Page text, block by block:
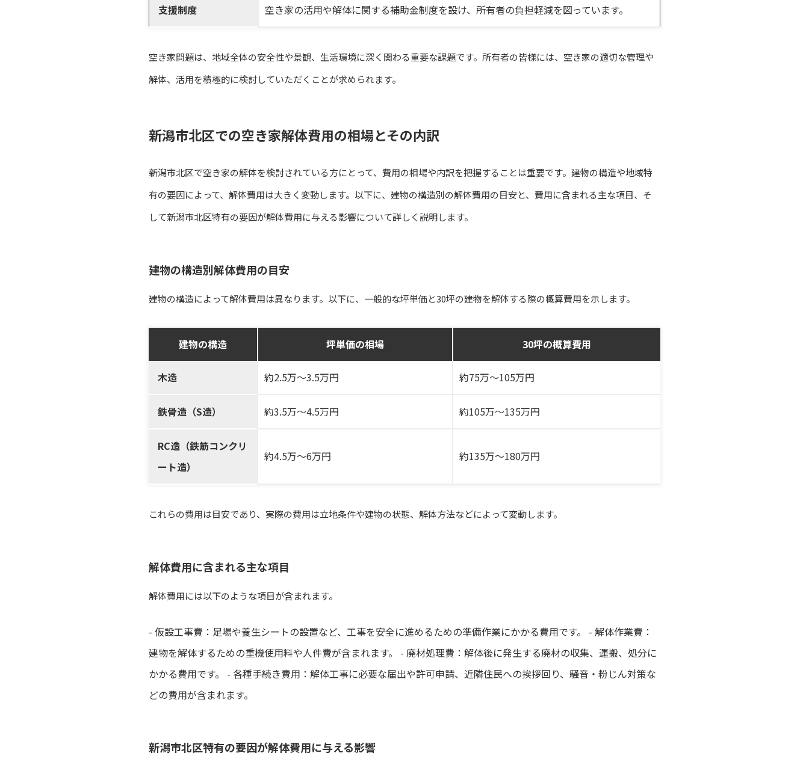
支援制度 空き家の活用や解体に関する補助金制度を設け、所有者の負担軽減を図っています。
空き家問題は、地域全体の安全性や景観、生活環境に深く関わる重要な課題です。所有者の皆様には、空き家の適切な管理や
解体、活用を積極的に検討していただくことが求められます。
新潟市北区での空き家解体費用の相場とその内訳
新潟市北区で空き家の解体を検討されている方にとって、費用の相場や内訳を把握することは重要です。建物の構造や地域特
有の要因によって、解体費用は大きく変動します。以下に、建物の構造別の解体費用の目安と、費用に含まれる主な項目、そ
して新潟市北区特有の要因が解体費用に与える影響について詳しく説明します。
建物の構造別解体費用の目安
建物の構造によって解体費用は異なります。以下に、一般的な坪単価と30坪の建物を解体する際の概算費用を示します。
建物の構造 坪単価の相場 30坪の概算費用
木造 約2.5万～3.5万円 約75万～105万円
鉄骨造（S造） 約3.5万～4.5万円 約105万～135万円
RC造（鉄筋コンクリ
ート造）
約4.5万～6万円 約135万～180万円
これらの費用は目安であり、実際の費用は立地条件や建物の状態、解体方法などによって変動します。
解体費用に含まれる主な項目
解体費用には以下のような項目が含まれます。
- 仮設工事費：足場や養生シートの設置など、工事を安全に進めるための準備作業にかかる費用です。 - 解体作業費：
建物を解体するための重機使用料や人件費が含まれます。 - 廃材処理費：解体後に発生する廃材の収集、運搬、処分に
かかる費用です。 - 各種手続き費用：解体工事に必要な届出や許可申請、近隣住民への挨拶回り、騒音・粉じん対策な
どの費用が含まれます。
新潟市北区特有の要因が解体費用に与える影響